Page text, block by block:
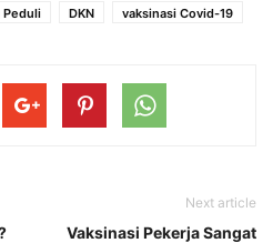
Peduli DKN vaksinasi Covid-19
Next article
Vaksinasi Pekerja Sangat